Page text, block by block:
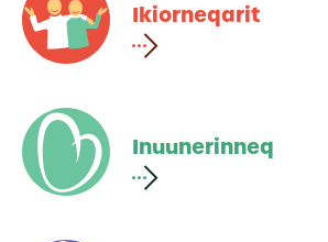
Ikiorneqarit
Inuunerinneq